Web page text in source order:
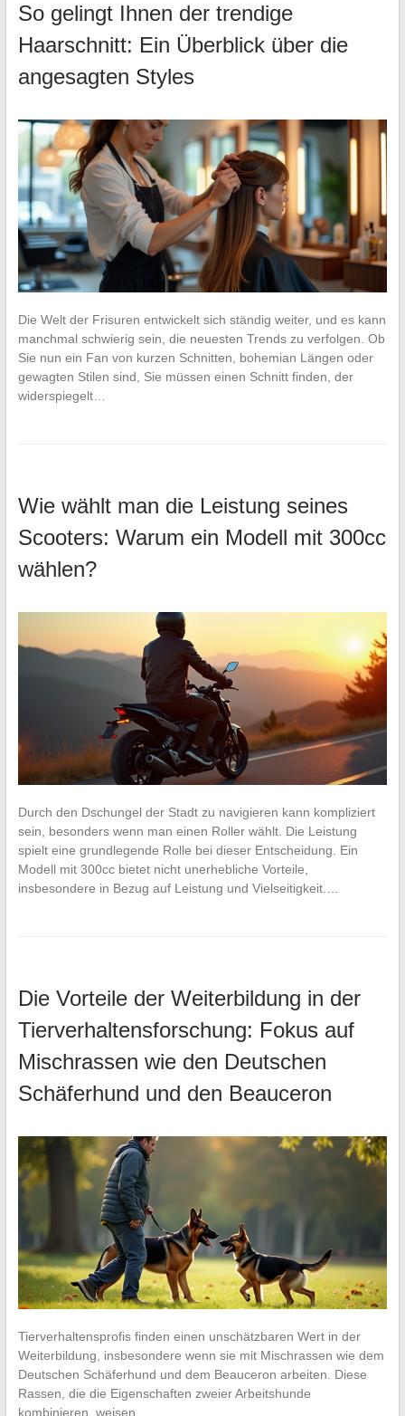
So gelingt Ihnen der trendige
Haarschnitt: Ein Überblick über die
angesagten Styles
Die Welt der Frisuren entwickelt sich ständig weiter, und es kann
manchmal schwierig sein, die neuesten Trends zu verfolgen. Ob
Sie nun ein Fan von kurzen Schnitten, bohemian Längen oder
gewagten Stilen sind, Sie müssen einen Schnitt finden, der
widerspiegelt…
Wie wählt man die Leistung seines
Scooters: Warum ein Modell mit 300cc
wählen?
Durch den Dschungel der Stadt zu navigieren kann kompliziert
sein, besonders wenn man einen Roller wählt. Die Leistung
spielt eine grundlegende Rolle bei dieser Entscheidung. Ein
Modell mit 300cc bietet nicht unerhebliche Vorteile,
insbesondere in Bezug auf Leistung und Vielseitigkeit.…
Die Vorteile der Weiterbildung in der
Tierverhaltensforschung: Fokus auf
Mischrassen wie den Deutschen
Schäferhund und den Beauceron
Tierverhaltensprofis finden einen unschätzbaren Wert in der
Weiterbildung, insbesondere wenn sie mit Mischrassen wie dem
Deutschen Schäferhund und dem Beauceron arbeiten. Diese
Rassen, die die Eigenschaften zweier Arbeitshunde
kombinieren, weisen…